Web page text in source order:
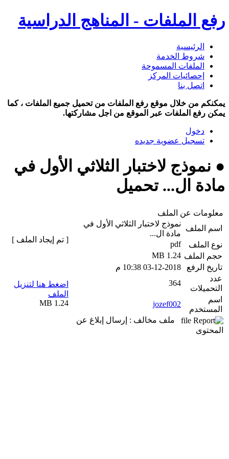
رفع الملفات - المناهج الدراسية
الرئيسية
شروط الخدمة
الملفات المسموحة
إحصائيات المركز
اتصل بنا
يمكنكم من خلال موقع رفع الملفات من تحميل جميع الملفات ، كما
يمكن رفع الملفات عبر الموقع من اجل مشاركتها.
دخول
تسجيل عضوية جديده
● نموذج لاختبار الثلاثي الأول في
مادة ال... تحميل
معلومات عن الملف
اسم الملف
نموذج لاختبار الثلاثي الأول في
مادة ال...
نوع الملف
pdf
حجم الملف 1.24 MB
تاريخ الرفع
03-12-2018 10:38 م
عدد
التحميلات
364
اسم
المستخدم
jozef002
ملف مخالف : إرسال إبلاغ عن
المحتوى
[ تم إيجاد الملف ]
اضغط هنا لتنزيل
الملف
1.24 MB